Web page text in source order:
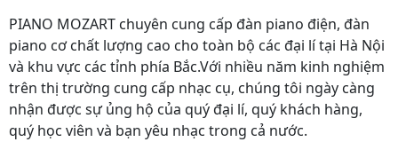
PIANO MOZART chuyên cung cấp đàn piano điện, đàn
piano cơ chất lượng cao cho toàn bộ các đại lí tại Hà Nội
và khu vực các tỉnh phía Bắc.Với nhiều năm kinh nghiệm
trên thị trường cung cấp nhạc cụ, chúng tôi ngày càng
nhận được sự ủng hộ của quý đại lí, quý khách hàng,
quý học viên và bạn yêu nhạc trong cả nước.